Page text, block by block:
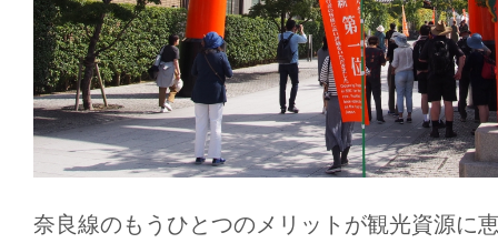
奈良線のもうひとつのメリットが観光資源に